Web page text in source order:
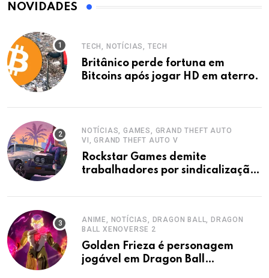
NOVIDADES
TECH, NOTÍCIAS, TECH
Britânico perde fortuna em
Bitcoins após jogar HD em aterro.
NOTÍCIAS, GAMES, GRAND THEFT AUTO
VI, GRAND THEFT AUTO V
Rockstar Games demite
trabalhadores por sindicalização,
ANIME, NOTÍCIAS, DRAGON BALL, DRAGON
BALL XENOVERSE 2
Golden Frieza é personagem
jogável em Dragon Ball